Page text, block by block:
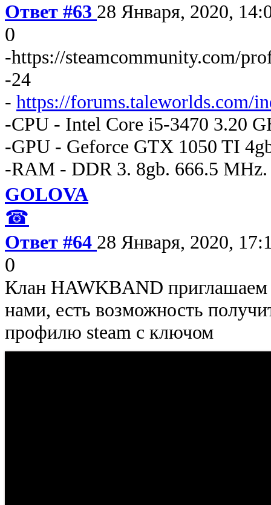
Ответ #63 28 Января, 2020,
0
-https://steamcommunity.com/
-24
- https://forums.taleworlds.com/
-CPU - Intel Core i5-3470 3.20
-GPU - Geforce GTX 1050 TI
-RAM - DDR 3. 8gb. 666.5 MHz.
GOLOVA
☎
Ответ #64 28 Января, 2020,
0
Клан HAWKBAND
нами, есть возможность
профилю steam с ключом